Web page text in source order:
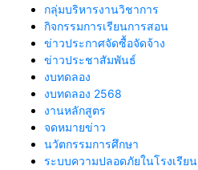
กลุ่มบริหารงานวิชาการ
กิจกรรมการเรียนการสอน
ข่าวประกาศจัดซื้อจัดจ้าง
ข่าวประชาสัมพันธ์
งบทดลอง
งบทดลอง 2568
งานหลักสูตร
จดหมายข่าว
นวัตกรรมการศึกษา
ระบบความปลอดภัยในโรงเรียน